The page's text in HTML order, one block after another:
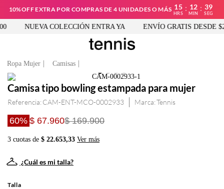
10%OFF EXTRA POR COMPRAS DE 4 UNIDADES O MÁS 15
HRS
: 12
MIN
: 39
SEG
NUEVA COLECCIÓN ENTRA YA ENVÍO GRATIS DESDE
Ropa Mujer Camisas
Camisa tipo bowling estampada para mujer
Referencia: CAM-ENT-MCO-0002933 Tennis
60% $ 67.960$ 169.900
3 cuotas de $ 22.653,33 Ver más
¿Cuál es mi talla?
Talla